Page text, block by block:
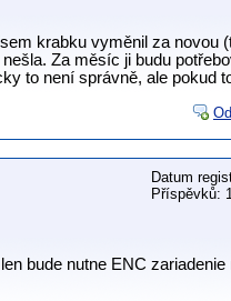
krabku vyměnil za novou
Za měsíc ji budu
to není správně, ale pokud
Datum
Příspěvků:
bude nutne ENC zariadenie